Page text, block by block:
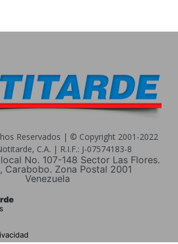
Reservados | © Copyright 2001-2022
C.A. | R.I.F.: J-07574183-8
No. 107-148 Sector Las Flores.
Carabobo. Zona Postal 2001
Venezuela